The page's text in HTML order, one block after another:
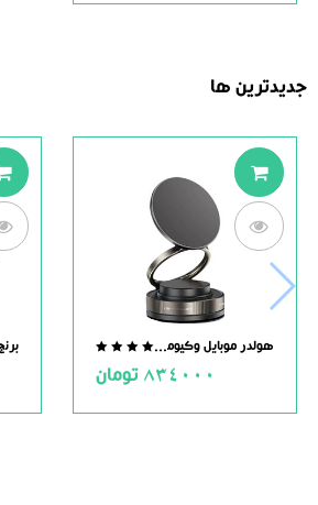
جدیدترین ها
out
هولدر موبایل وکیومی مگنت دار
834000 تومان